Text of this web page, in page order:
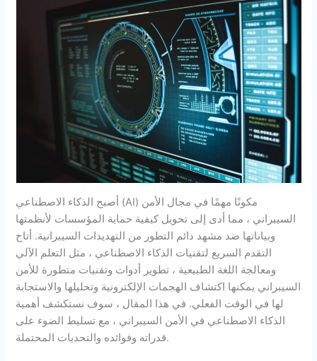
أصبح الذكاء الاصطناعي (AI) مكونًا مهمًا في مجال الأمن
السيبراني ، مما أدى إلى تحويل كيفية حماية المؤسسات لأنظمتها
وبياناتها ضد مشهد دائم التطور من التهديدات السيبرانية. أتاح
التقدم السريع لتقنيات الذكاء الاصطناعي ، مثل التعلم الآلي
ومعالجة اللغة الطبيعية ، تطوير أدوات وتقنيات متطورة للأمن
السيبراني يمكنها اكتشاف الهجمات الإلكترونية وتحليلها والاستجابة
لها في الوقت الفعلي. في هذا المقال ، سوف نستكشف أهمية
الذكاء الاصطناعي في الأمن السيبراني ، مع تسليط الضوء على
قدراته وفوائده والتحديات المحتملة.